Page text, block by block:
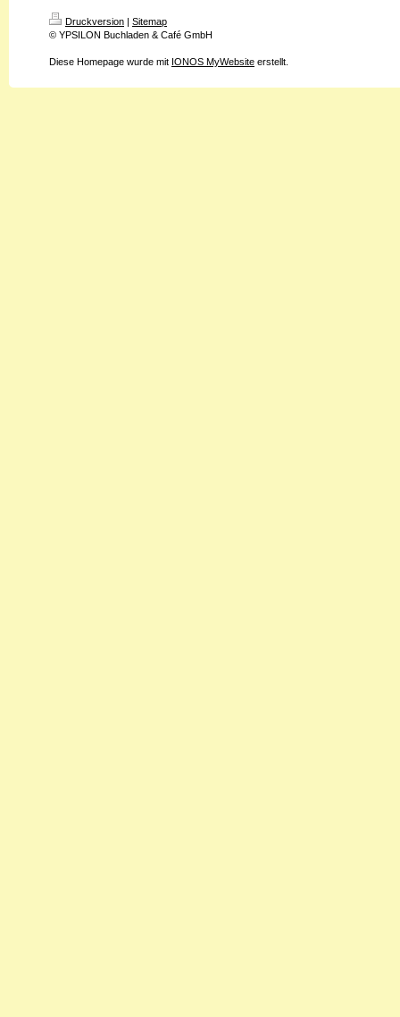
Druckversion | Sitemap
© YPSILON Buchladen & Café GmbH
Diese Homepage wurde mit IONOS MyWebsite erstellt.